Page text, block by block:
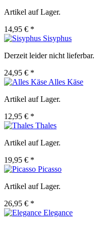
Artikel auf Lager.
14,95 € *
Sisyphus
Derzeit leider nicht lieferbar.
24,95 € *
Alles Käse
Artikel auf Lager.
12,95 € *
Thales
Artikel auf Lager.
19,95 € *
Picasso
Artikel auf Lager.
26,95 € *
Elegance